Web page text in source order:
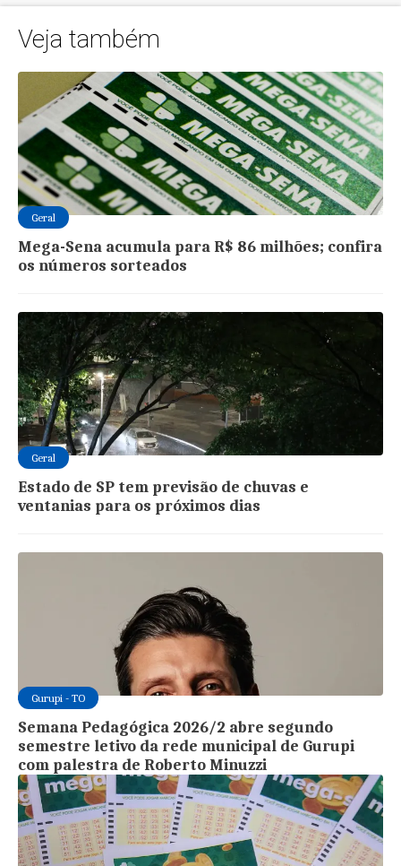
Veja também
Geral
Mega-Sena acumula para R$ 86 milhões; confira
os números sorteados
Geral
Estado de SP tem previsão de chuvas e
ventanias para os próximos dias
Gurupi - TO
Semana Pedagógica 2026/2 abre segundo
semestre letivo da rede municipal de Gurupi
com palestra de Roberto Minuzzi